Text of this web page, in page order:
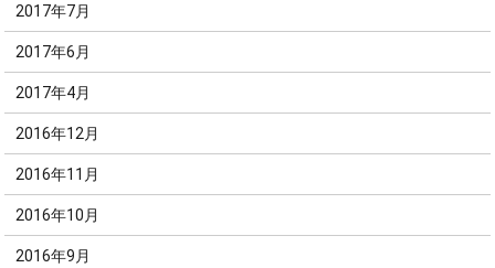
2017年7月
2017年6月
2017年4月
2016年12月
2016年11月
2016年10月
2016年9月